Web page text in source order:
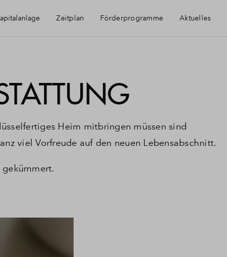
Zeitplan Förderprogramme Aktuelles
Heim mitbringen müssen sind
viel Vorfreude auf den neuen Lebensabschnitt.